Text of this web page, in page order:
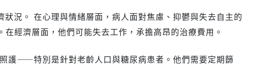
況。 在心理與情緒層面，病人面對焦慮、抑鬱與失去自主的
經濟層面，他們可能失去工作，承擔高昂的治療費用。
護——特別是針對老齡人口與糖尿病患者。他們需要定期篩